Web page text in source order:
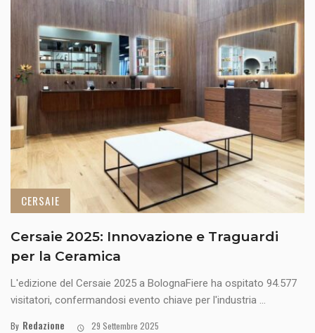
CERSAIE
Cersaie 2025: Innovazione e Traguardi
per la Ceramica
L'edizione del Cersaie 2025 a BolognaFiere ha ospitato 94.577
visitatori, confermandosi evento chiave per l'industria ...
By Redazione 29 Settembre 2025